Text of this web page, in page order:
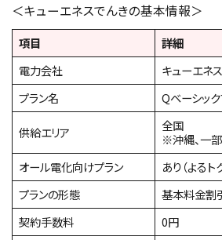
＜キューエネスでんきの基本情報＞
項目
詳細
電力会社
キューエネ
プラン名
Qベーシッ
供給エリア
全国
※沖縄、一
オール電化向けプラン
あり（よるト
プランの形態
基本料金割
契約手数料
0円